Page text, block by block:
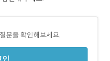
문을 확인해보세요.
인